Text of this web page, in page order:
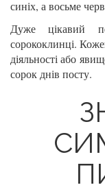
синіх, а восьме
Дуже цікавий
сорококлинці.
діяльності або
сорок днів посту.